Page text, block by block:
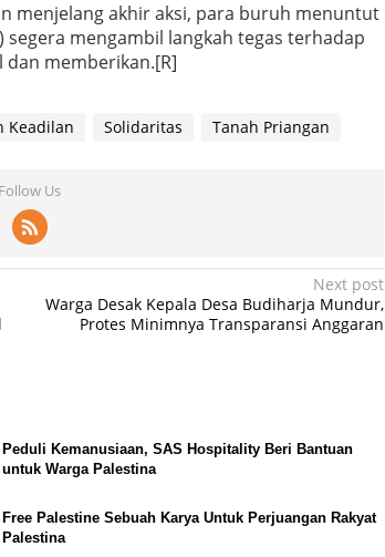
menjelang akhir aksi, para buruh menuntut
segera mengambil langkah tegas terhadap
dan memberikan.[R]
Keadilan Solidaritas Tanah Priangan
Follow Us
Next post
Warga Desak Kepala Desa Budiharja Mundur,
Protes Minimnya Transparansi Anggaran
Peduli Kemanusiaan, SAS Hospitality Beri Bantuan
untuk Warga Palestina
Free Palestine Sebuah Karya Untuk Perjuangan Rakyat
Palestina